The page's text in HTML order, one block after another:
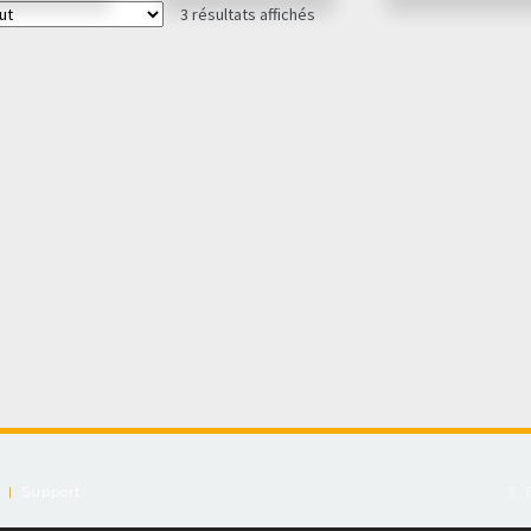
3 résultats affichés